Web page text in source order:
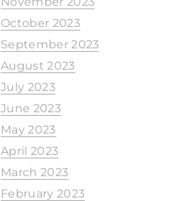
October 2023
September 2023
August 2023
July 2023
June 2023
May 2023
April 2023
March 2023
February 2023